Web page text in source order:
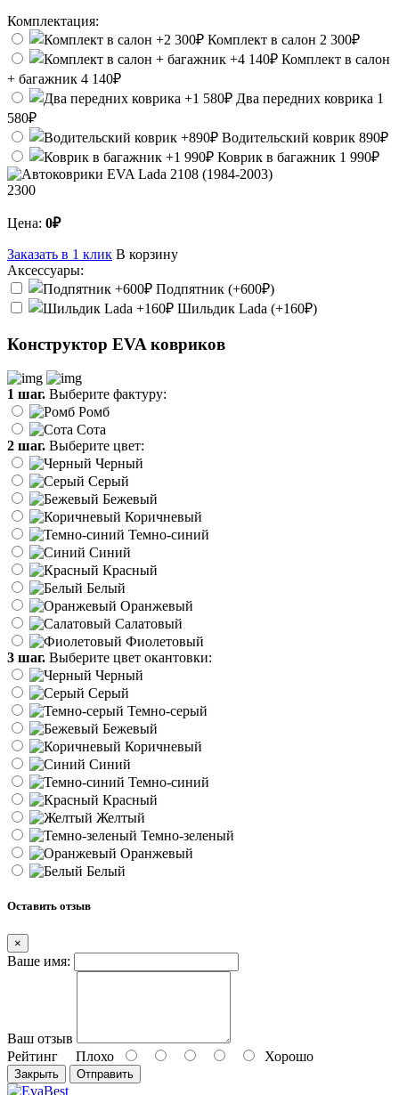
Комплектация:
Комплект в салон 2 300₽
Комплект в салон
+ багажник 4 140₽
Два передних коврика 1
580₽
Водительский коврик 890₽
Коврик в багажник 1 990₽
2300
Цена: 0₽
Заказать в 1 клик В корзину
Аксессуары:
Подпятник (+600₽)
Шильдик Lada (+160₽)
Конструктор EVA ковриков
1 шаг. Выберите фактуру:
Ромб
Сота
2 шаг. Выберите цвет:
Черный
Серый
Бежевый
Коричневый
Темно-синий
Синий
Красный
Белый
Оранжевый
Салатовый
Фиолетовый
3 шаг. Выберите цвет окантовки:
Черный
Серый
Темно-серый
Бежевый
Коричневый
Синий
Темно-синий
Красный
Желтый
Темно-зеленый
Оранжевый
Белый
Оставить отзыв
×
Ваше имя:
Ваш отзыв
Рейтинг Плохо Хорошо
Закрыть Отправить